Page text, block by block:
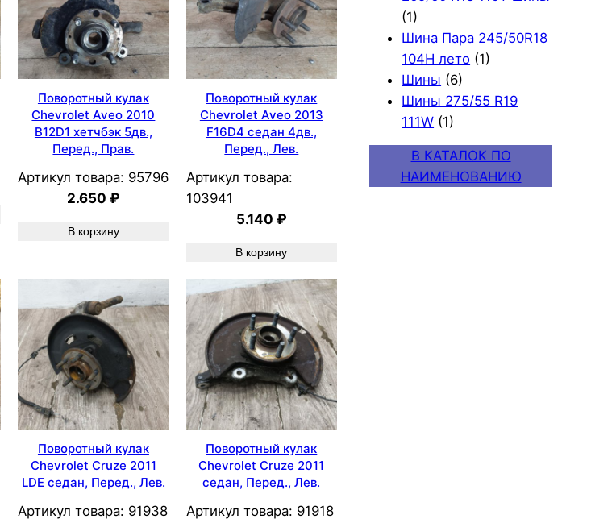
Поворотный кулак
Chevrolet Aveo 2010
B12D1 хетчбэк 5дв.,
Перед., Прав.
Артикул товара: 95796
2.650 ₽
В корзину
Поворотный кулак
Chevrolet Aveo 2013
F16D4 седан 4дв.,
Перед., Лев.
Артикул товара:
103941
5.140 ₽
В корзину
Поворотный кулак
Chevrolet Cruze 2011
LDE седан, Перед., Лев.
Артикул товара: 91938
Поворотный кулак
Chevrolet Cruze 2011
седан, Перед., Лев.
Артикул товара: 91918
(1)
Шина Пара 245/50R18
104H лето (1)
Шины (6)
Шины 275/55 R19
111W (1)
В КАТАЛОК ПО
НАИМЕНОВАНИЮ